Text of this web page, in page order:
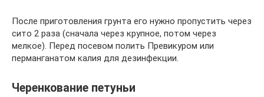
После приготовления грунта его нужно пропустить через
сито 2 раза (сначала через крупное, потом через
мелкое). Перед посевом полить Превикуром или
перманганатом калия для дезинфекции.
Черенкование петуньи